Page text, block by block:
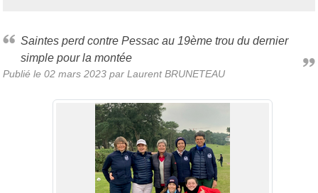
Saintes perd contre Pessac au 19ème trou du dernier
simple pour la montée
Publié le 02 mars 2023 par Laurent BRUNETEAU